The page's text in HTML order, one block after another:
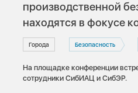
производственной
находятся в фокусе
Города Безопасность
На площадке конференции
сотрудники СибИАЦ и СибЭР.